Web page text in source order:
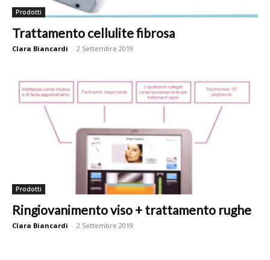
Prodotti
Trattamento cellulite fibrosa
Clara Biancardi - 2 Settembre 2019
Prodotti
Ringiovanimento viso + trattamento rughe
Clara Biancardi - 2 Settembre 2019